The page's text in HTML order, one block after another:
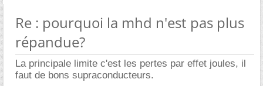
Re : pourquoi la mhd n'est pas plus
répandue?
La principale limite c'est les pertes par effet joules, il
faut de bons supraconducteurs.